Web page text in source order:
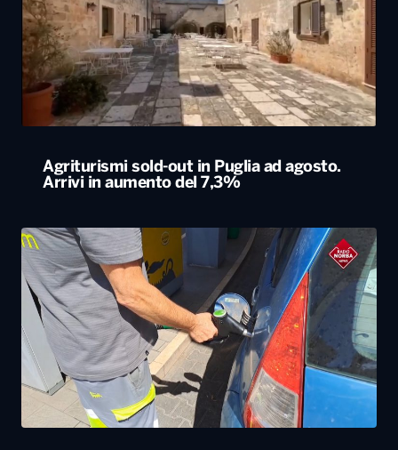
Agriturismi sold-out in Puglia ad agosto.
Arrivi in aumento del 7,3%